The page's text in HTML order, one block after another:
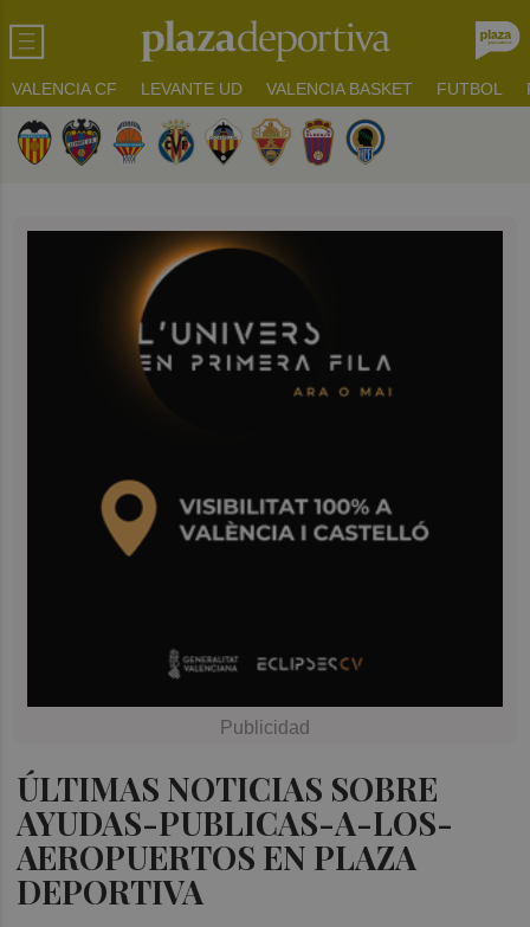
VALENCIA CF LEVANTE UD VALENCIA BASKET FUTBOL
ÚLTIMAS NOTICIAS SOBRE
AYUDAS-PUBLICAS-A-LOS-
AEROPUERTOS EN PLAZA
DEPORTIVA